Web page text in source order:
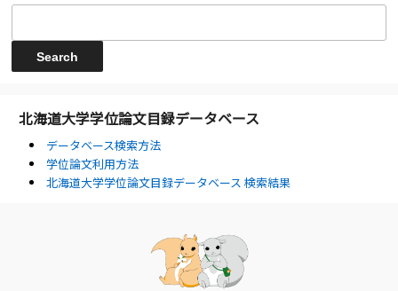
北海道大学学位論文目録データベース
データベース検索方法
学位論文利用方法
北海道大学学位論文目録データベース 検索結果